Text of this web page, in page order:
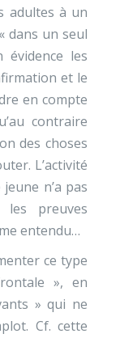
adultes à un
dans un seul
les
et le
en compte
contraire
des choses
L’activité
n’a pas
les preuves
entendu…
ce type
», en
» qui ne
Cf. cette